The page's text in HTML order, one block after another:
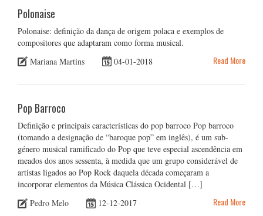
Polonaise
Polonaise: definição da dança de origem polaca e exemplos de
compositores que adaptaram como forma musical.
Mariana Martins
04-01-2018 Read More
Pop Barroco
Definição e principais características do pop barroco Pop barroco
(tomando a designação de “baroque pop” em inglês), é um sub-
género musical ramificado do Pop que teve especial ascendência em
meados dos anos sessenta, à medida que um grupo considerável de
artistas ligados ao Pop Rock daquela década começaram a
incorporar elementos da Música Clássica Ocidental […]
Pedro Melo
12-12-2017 Read More